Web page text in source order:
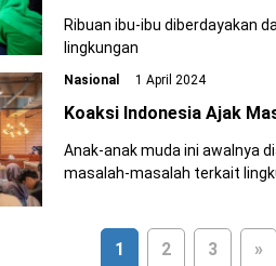
Ribuan ibu-ibu diberdayakan
lingkungan
Nasional 1 April 2024
Koaksi Indonesia Ajak
Anak-anak muda ini awalnya
masalah-masalah terkait
1 2 3 »